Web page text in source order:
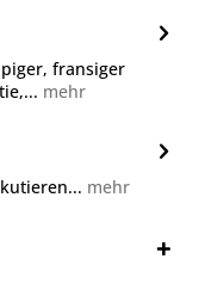
fransiger
mehr
mehr